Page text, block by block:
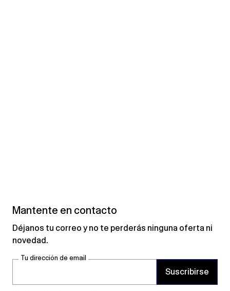
Mantente en contacto
Déjanos tu correo y no te perderás ninguna oferta ni
novedad.
Tu dirección de email
Suscribirse